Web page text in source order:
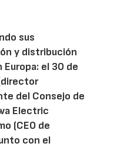
sus
y distribución
el 30 de
del Consejo de
Electric
(CEO de
con el